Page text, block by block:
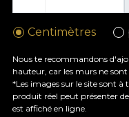
Centimètres
Nous te recommandons
hauteur, car les murs ne
*Les images sur le site sont
produit réel peut présenter
est affiché en ligne.